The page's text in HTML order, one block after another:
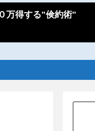
万得する"倹約術"